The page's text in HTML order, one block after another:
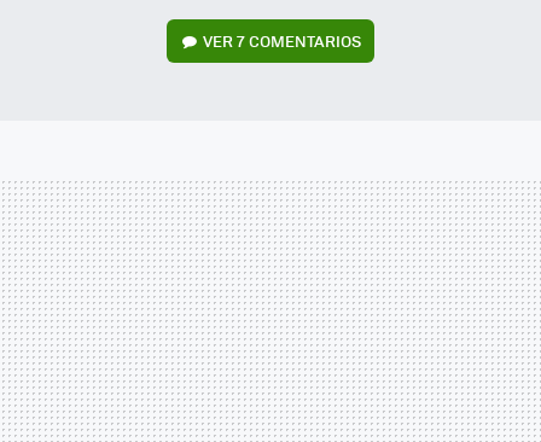
VER7 COMENTARIOS